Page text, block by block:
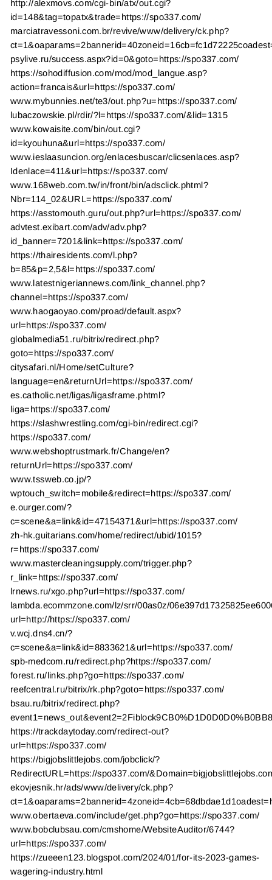
http://alexmovs.com/cgi-bin/atx/out.cgi?
id=148&tag=topatx&trade=https://spo337.com/
marciatravessoni.com.br/revive/www/delivery/ck.php?
psylive.ru/success.aspx?id=0&goto=https://spo337.com/
https://sohodiffusion.com/mod/mod_langue.asp?
action=francais&url=https://spo337.com/
www.mybunnies.net/te3/out.php?u=https://spo337.com/
lubaczowskie.pl/rdir/?l=https://spo337.com/&lid=1315
www.kowaisite.com/bin/out.cgi?
id=kyouhuna&url=https://spo337.com/
www.ieslaasuncion.org/enlacesbuscar/clicsenlaces.asp?
Idenlace=411&url=https://spo337.com/
www.168web.com.tw/in/front/bin/adsclick.phtml?
Nbr=114_02&URL=https://spo337.com/
https://asstomouth.guru/out.php?url=https://spo337.com/
advtest.exibart.com/adv/adv.php?
id_banner=7201&link=https://spo337.com/
https://thairesidents.com/l.php?
b=85&p=2,5&l=https://spo337.com/
www.latestnigeriannews.com/link_channel.php?
channel=https://spo337.com/
www.haogaoyao.com/proad/default.aspx?
url=https://spo337.com/
globalmedia51.ru/bitrix/redirect.php?
goto=https://spo337.com/
citysafari.nl/Home/setCulture?
language=en&returnUrl=https://spo337.com/
es.catholic.net/ligas/ligasframe.phtml?
liga=https://spo337.com/
https://slashwrestling.com/cgi-bin/redirect.cgi?
https://spo337.com/
www.webshoptrustmark.fr/Change/en?
returnUrl=https://spo337.com/
www.tssweb.co.jp/?
wptouch_switch=mobile&redirect=https://spo337.com/
e.ourger.com/?
c=scene&a=link&id=47154371&url=https://spo337.com/
zh-hk.guitarians.com/home/redirect/ubid/1015?
r=https://spo337.com/
www.mastercleaningsupply.com/trigger.php?
r_link=https://spo337.com/
lrnews.ru/xgo.php?url=https://spo337.com/
lambda.ecommzone.com/lz/srr/00as0z/
url=http://https://spo337.com/
v.wcj.dns4.cn/?
c=scene&a=link&id=8833621&url=https://spo337.com/
spb-medcom.ru/redirect.php?https://spo337.com/
forest.ru/links.php?go=https://spo337.com/
reefcentral.ru/bitrix/rk.php?goto=https://spo337.com/
bsau.ru/bitrix/redirect.php?
https://trackdaytoday.com/redirect-out?
url=https://spo337.com/
https://bigjobslittlejobs.com/jobclick/?
RedirectURL=https://spo337.com/
ekovjesnik.hr/ads/www/delivery/ck.php?
www.obertaeva.com/include/get.php?go=https://spo337.com/
www.bobclubsau.com/cmshome/WebsiteAuditor/6744?
url=https://spo337.com/
https://zueeen123.blogspot.com/2024/01/for-its-2023-games-
wagering-industry.html